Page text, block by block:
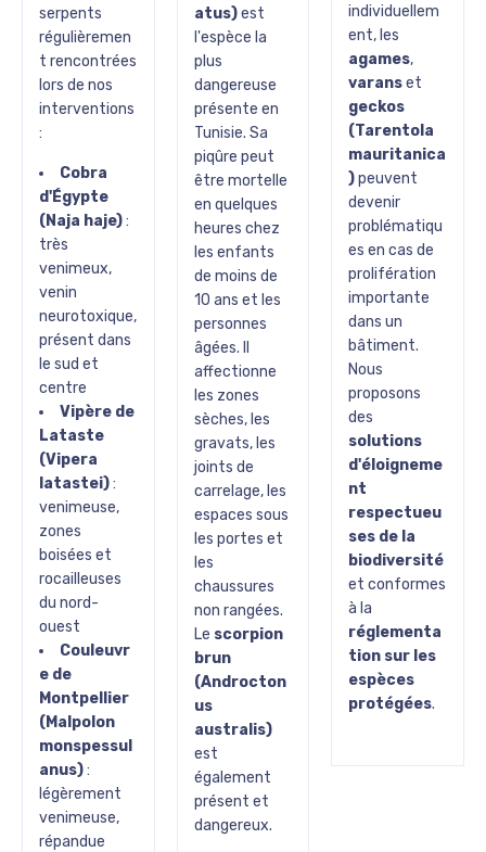
serpents
régulièremen
t rencontrées
lors de nos
interventions
:
Cobra
d'Égypte
(Naja haje):
très
venimeux,
venin
neurotoxique,
présent dans
le sud et
centre
Vipère de
Lataste
(Vipera
latastei):
venimeuse,
zones
boisées et
rocailleuses
du nord-
ouest
Couleuvr
e de
Montpellier
(Malpolon
monspessul
anus):
légèrement
venimeuse,
répandue
atus)est
l'espèce la
plus
dangereuse
présente en
Tunisie. Sa
piqûre peut
être mortelle
en quelques
heures chez
les enfants
de moins de
10 ans et les
personnes
âgées. Il
affectionne
les zones
sèches, les
gravats, les
joints de
carrelage, les
espaces sous
les portes et
les
chaussures
non rangées.
Le scorpion
brun
(Androcton
us
australis)
est
également
présent et
dangereux.
individuellem
ent, les
agames,
varanset
geckos
(Tarentola
mauritanica
)peuvent
devenir
problématiqu
es en cas de
prolifération
importante
dans un
bâtiment.
Nous
proposons
des
solutions
d'éloigneme
nt
respectueu
ses de la
biodiversité
et conformes
à la
réglementa
tion sur les
espèces
protégées.